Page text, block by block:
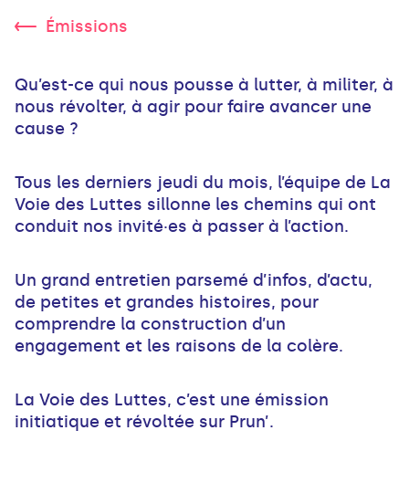
Émissions
Qu’est-ce qui nous pousse à lutter, à militer, à
nous révolter, à agir pour faire avancer une
cause ?
Tous les derniers jeudi du mois, l’équipe de La
Voie des Luttes sillonne les chemins qui ont
conduit nos invité·es à passer à l’action.
Un grand entretien parsemé d’infos, d’actu,
de petites et grandes histoires, pour
comprendre la construction d’un
engagement et les raisons de la colère.
La Voie des Luttes, c’est une émission
initiatique et révoltée sur Prun’.